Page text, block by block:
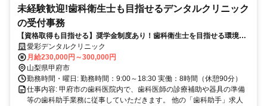
未経験歓迎!歯科衛生士も目指せるデンタルクリニック
の受付事務
【資格取得も目指せる】奨学金制度あり！歯科衛生士を目指せる環境で
働いてみませんか？
愛彩デンタルクリニック
月給230,000円～300,000円
山梨県甲府市
勤務時間・曜日: 勤務時間：9:00～18:30 実働：8時間（休憩90分）
仕事内容: 甲府市の歯科医院内で、歯科医師の診療補助や器具の準備
等の歯科助手業務に従事していただきます。 他の「歯科助手」求人